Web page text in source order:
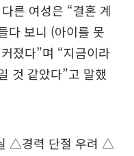
른 여성은 “결혼 계
다 보니 (아이를 못
졌다”며 “지금이라
것 같았다”고 말했
△경력 단절 우려 △